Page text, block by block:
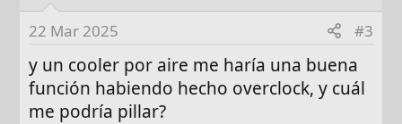
22 Mar 2025 #3
y un cooler por aire me haría una buena
función habiendo hecho overclock, y cuál
me podría pillar?